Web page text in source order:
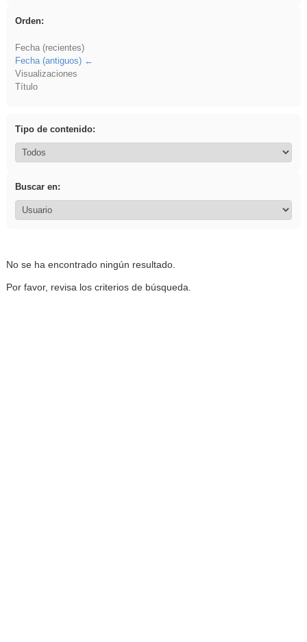
Orden:
Fecha (recientes)
Fecha (antiguos)
Visualizaciones
Título
Tipo de contenido:
Buscar en:
No se ha encontrado ningún resultado.
Por favor, revisa los criterios de búsqueda.